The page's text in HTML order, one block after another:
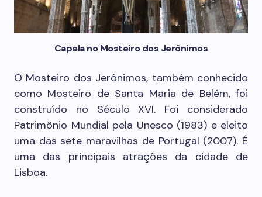
Capela no Mosteiro dos Jerônimos
O Mosteiro dos Jerônimos, também conhecido
como Mosteiro de Santa Maria de Belém, foi
construído no Século XVI. Foi considerado
Patrimônio Mundial pela Unesco (1983) e eleito
uma das sete maravilhas de Portugal (2007). É
uma das principais atrações da cidade de
Lisboa.